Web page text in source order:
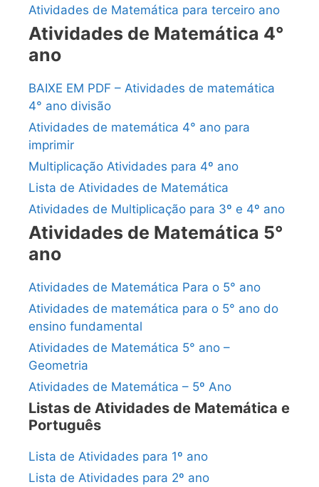
Atividades de Matemática para terceiro ano
Atividades de Matemática 4°
ano
BAIXE EM PDF – Atividades de matemática
4° ano divisão
Atividades de matemática 4° ano para
imprimir
Multiplicação Atividades para 4º ano
Lista de Atividades de Matemática
Atividades de Multiplicação para 3º e 4º ano
Atividades de Matemática 5°
ano
Atividades de Matemática Para o 5° ano
Atividades de matemática para o 5° ano do
ensino fundamental
Atividades de Matemática 5° ano –
Geometria
Atividades de Matemática – 5º Ano
Listas de Atividades de Matemática e
Português
Lista de Atividades para 1º ano
Lista de Atividades para 2º ano